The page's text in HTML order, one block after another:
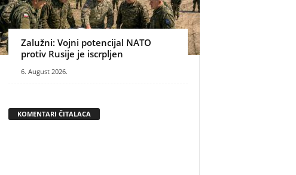
Zalužni: Vojni potencijal NATO
protiv Rusije je iscrpljen
6. August 2026.
KOMENTARI ČITALACA